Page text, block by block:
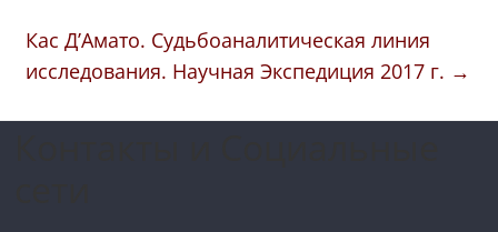
Кас Д’Амато. Судьбоаналитическая линия
исследования. Научная Экспедиция 2017 г. →